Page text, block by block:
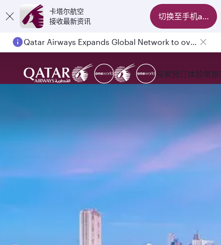
卡塔尔航空
接收最新资讯
切换至手机app
Qatar Airways Expands Global Network to over 160 Destinations
探索预订体验常